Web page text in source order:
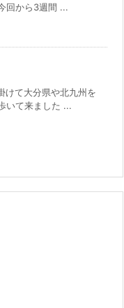
回から3週間 ...
けて大分県や北九州を
いて来ました ...